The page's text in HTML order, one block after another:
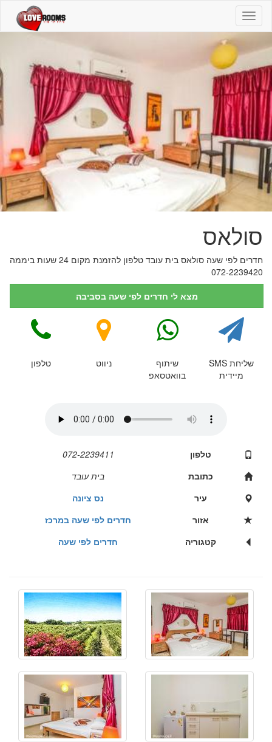
סולאס
-
072-
2239411
-
חדרים
לפי
שעה
סולאס
חדרים לפי שעה סולאס בית עובד טלפון להזמנת מקום 24 שעות ביממה
072-2239420
מצא לי חדרים לפי שעה בסביבה
שליחת SMS
מיידית
שיתוף
בוואטסאפ
ניווט טלפון
טלפון
072-2239411
כתובת
בית עובד
עיר
נס ציונה
אזור
חדרים לפי שעה במרכז
קטגוריה
חדרים לפי שעה